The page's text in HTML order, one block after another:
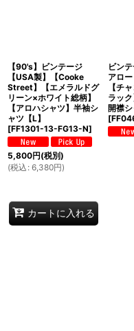
【90's】ビンテージ
【USA製】【Cooke
Street】【エメラルドグ
リーン×ホワイト総柄】
【アロハシャツ】半袖シ
ャツ【L】
[FF1301-13-FG13-N]
5,800円(税別)
(税込 : 6,380円)
カートに入れる
ビン
アロー
【チ
ラック
開襟シ
[